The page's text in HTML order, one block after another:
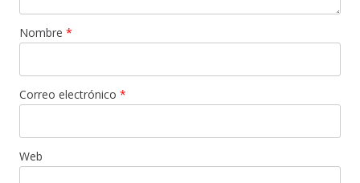
Nombre *
Correo electrónico *
Web